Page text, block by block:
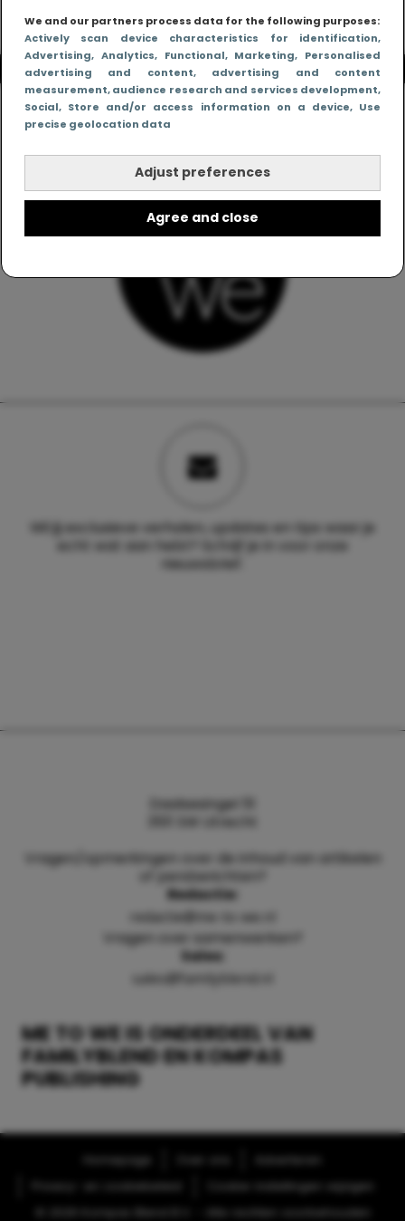
We and our partners process data for the following purposes:
Actively scan device characteristics for identification,
Advertising, Analytics, Functional, Marketing, Personalised
advertising and content, advertising and content
measurement, audience research and services development,
Social, Store and/or access information on a device, Use
precise geolocation data
Adjust preferences
Agree and close
Wil jij exclusieve verhalen, updates en tips waar je
echt wat aan hebt? Schrijf je in voor onze
nieuwsbrief.
ME TO WE IS ONDERDEEL VAN
FAMILYBLEND EN KOMPAS
PUBLISHING
Daalsesingel 51
3511 SW Utrecht
Vragen/opmerkingen over de inhoud van artikelen
of persberichten?
Redactie:
redactie@me-to-we.nl
Vragen over samenwerken?
Sales:
sales@familyblend.nl
Homepage